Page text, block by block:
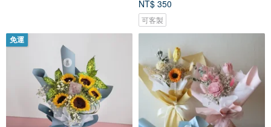
NT$ 350
可客製
免運